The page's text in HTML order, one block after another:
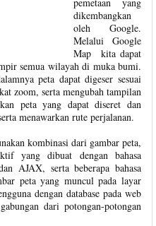
dikembangkan
oleh Google.
Melalui Google
Map kita dapat
semua wilayah di muka bumi.
peta dapat digeser sesuai
zoom, serta mengubah tampilan
peta yang dapat diseret dan
menawarkan rute perjalanan.
kombinasi dari gambar peta,
yang dibuat dengan bahasa
AJAX, serta beberapa bahasa
peta yang muncul pada layar
dengan database pada web
dari potongan-potongan